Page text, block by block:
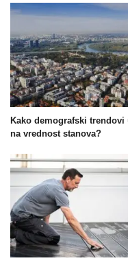
Kako demografski trendovi
na vrednost stanova?